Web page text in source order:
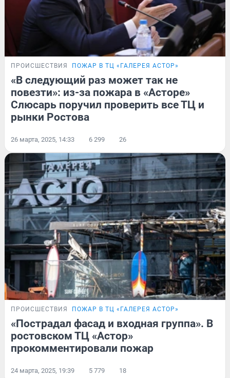
ПРОИСШЕСТВИЯ ПОЖАР В ТЦ «ГАЛЕРЕЯ АСТОР»
«В следующий раз может так не
повезти»: из-за пожара в «Асторе»
Слюсарь поручил проверить все ТЦ и
рынки Ростова
26 марта, 2025, 14:33 6 299 26
ПРОИСШЕСТВИЯ ПОЖАР В ТЦ «ГАЛЕРЕЯ АСТОР»
«Пострадал фасад и входная группа». В
ростовском ТЦ «Астор»
прокомментировали пожар
24 марта, 2025, 19:39 5 779 18